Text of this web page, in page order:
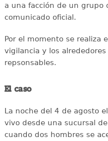
a una facción de un grupo
comunicado oficial.
Por el momento se realiza
vigilancia y los
repsonsables.
El caso
La noche del 4 de agosto
vivo desde una sucursal
cuando dos hombres se